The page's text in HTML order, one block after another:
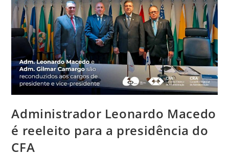
Administrador Leonardo Macedo
é reeleito para a presidência do
CFA